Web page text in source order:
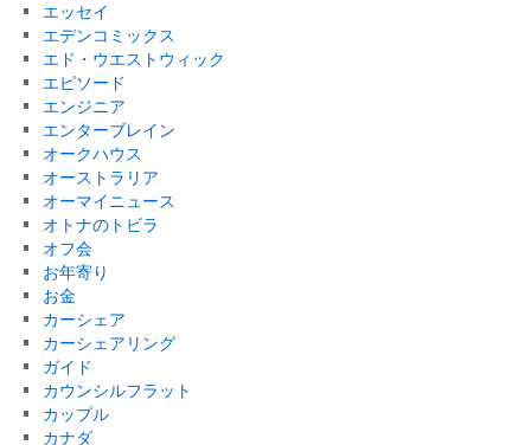
エッセイ
エデンコミックス
エド・ウエストウィック
エピソード
エンジニア
エンターブレイン
オークハウス
オーストラリア
オーマイニュース
オトナのトビラ
オフ会
お年寄り
お金
カーシェア
カーシェアリング
ガイド
カウンシルフラット
カップル
カナダ